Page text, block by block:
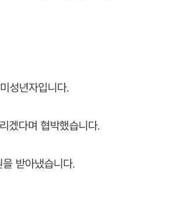
성년자입니다.
겠다며 협박했습니다.
받아냈습니다.